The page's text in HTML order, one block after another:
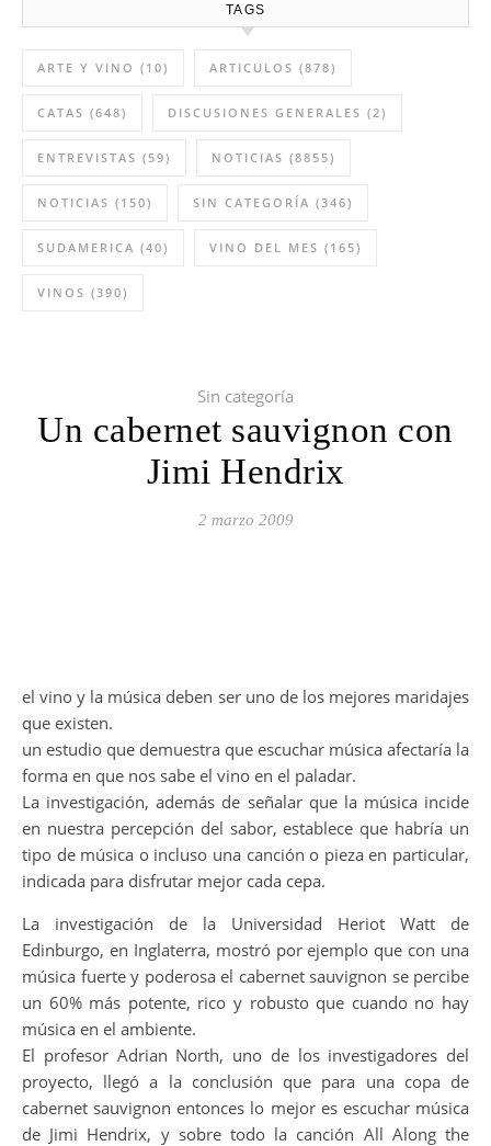
TAGS
ARTE Y VINO (10) ARTICULOS (878)
CATAS (648) DISCUSIONES GENERALES (2)
ENTREVISTAS (59) NOTICIAS (8855)
NOTICIAS (150) SIN CATEGORÍA (346)
SUDAMERICA (40) VINO DEL MES (165)
VINOS (390)
Sin categoría
Un cabernet sauvignon con
Jimi Hendrix
2 marzo 2009
el vino y la música deben ser uno de los mejores maridajes
que existen.
un estudio que demuestra que escuchar música afectaría la
forma en que nos sabe el vino en el paladar.
La investigación, además de señalar que la música incide
en nuestra percepción del sabor, establece que habría un
tipo de música o incluso una canción o pieza en particular,
indicada para disfrutar mejor cada cepa.
La investigación de la Universidad Heriot Watt de
Edinburgo, en Inglaterra, mostró por ejemplo que con una
música fuerte y poderosa el cabernet sauvignon se percibe
un 60% más potente, rico y robusto que cuando no hay
música en el ambiente.
El profesor Adrian North, uno de los investigadores del
proyecto, llegó a la conclusión que para una copa de
cabernet sauvignon entonces lo mejor es escuchar música
de Jimi Hendrix, y sobre todo la canción All Along the